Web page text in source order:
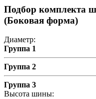
Подбор комплекта
(Боковая форма)
Диаметр:
Группа 1
Группа 2
Группа 3
Высота шины: